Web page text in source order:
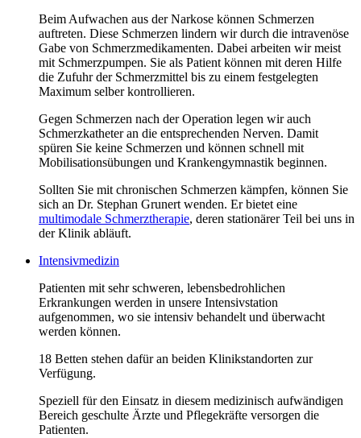
Beim Aufwachen aus der Narkose können Schmerzen
auftreten. Diese Schmerzen lindern wir durch die intravenöse
Gabe von Schmerzmedikamenten. Dabei arbeiten wir meist
mit Schmerzpumpen. Sie als Patient können mit deren Hilfe
die Zufuhr der Schmerzmittel bis zu einem festgelegten
Maximum selber kontrollieren.
Gegen Schmerzen nach der Operation legen wir auch
Schmerzkatheter an die entsprechenden Nerven. Damit
spüren Sie keine Schmerzen und können schnell mit
Mobilisationsübungen und Krankengymnastik beginnen.
Sollten Sie mit chronischen Schmerzen kämpfen, können Sie
sich an Dr. Stephan Grunert wenden. Er bietet eine
multimodale Schmerztherapie, deren stationärer Teil bei uns in
der Klinik abläuft.
Intensivmedizin
Patienten mit sehr schweren, lebensbedrohlichen
Erkrankungen werden in unsere Intensivstation
aufgenommen, wo sie intensiv behandelt und überwacht
werden können.
18 Betten stehen dafür an beiden Klinikstandorten zur
Verfügung.
Speziell für den Einsatz in diesem medizinisch aufwändigen
Bereich geschulte Ärzte und Pflegekräfte versorgen die
Patienten.